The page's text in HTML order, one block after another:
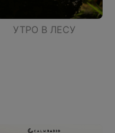
УТРО В ЛЕСУ